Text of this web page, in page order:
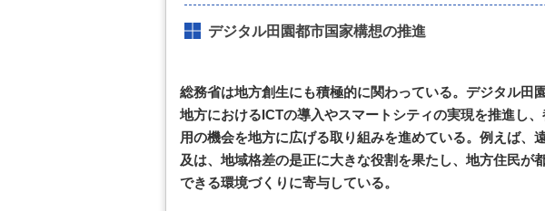
デジタル田園都市国家構想の推進
総務省は地方創生にも積極的に関わっている。デジタル田
地方におけるICTの導入やスマートシティの実現を推進し
用の機会を地方に広げる取り組みを進めている。例えば、
及は、地域格差の是正に大きな役割を果たし、地方住民が
できる環境づくりに寄与している。